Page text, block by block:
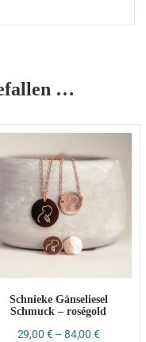
…
Schnieke Gänseliesel
Schmuck – roségold
29,00 €– 84,00 €